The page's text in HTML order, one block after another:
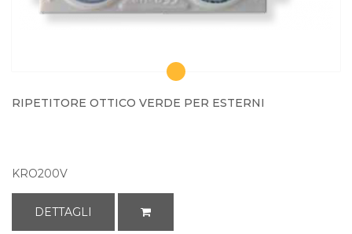
RIPETITORE OTTICO VERDE PER ESTERNI
KRO200V
DETTAGLI